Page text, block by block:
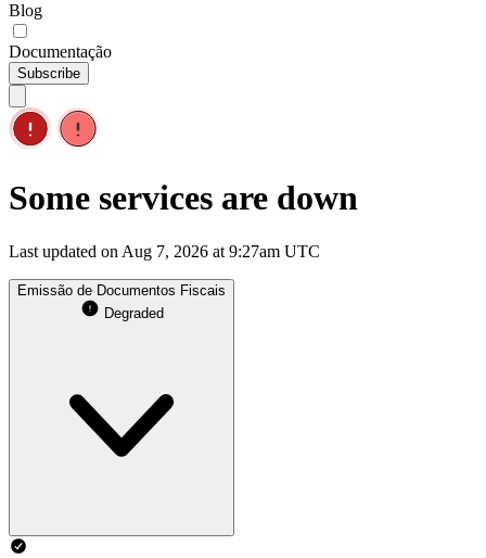
Blog
Documentação
Subscribe
Some services are down
Last updated on Aug 7, 2026 at 9:27am UTC
Emissão de Documentos Fiscais
Degraded